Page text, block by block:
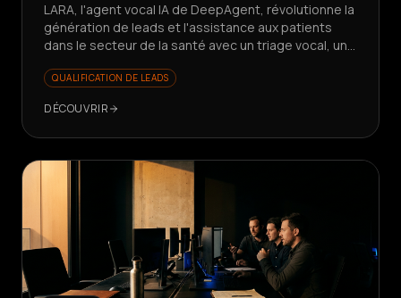
LARA, l'agent vocal IA de DeepAgent, révolutionne la
génération de leads et l'assistance aux patients
dans le secteur de la santé avec un triage vocal, un
voir comment ?
QUALIFICATION DE LEADS
DÉCOUVRIR